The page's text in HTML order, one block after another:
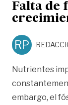
Falta de
RP
Nutrientes
embargo, el